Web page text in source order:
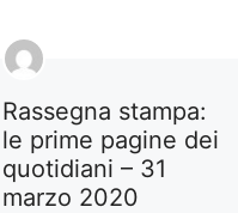
Rassegna stampa:
le prime pagine dei
quotidiani – 31
marzo 2020